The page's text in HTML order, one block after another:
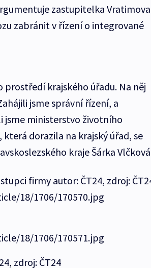
zastupitelka Vratimova
zabránit v řízení o integrované
krajského úřadu. Na něj
jsme správní řízení, a
ministerstvo životního
dorazila na krajský úřad, se
kraje Šárka
firmy autor: ČT24, zdroj:
18/1706/170570.jpg
18/1706/170571.jpg
zdroj: ČT24